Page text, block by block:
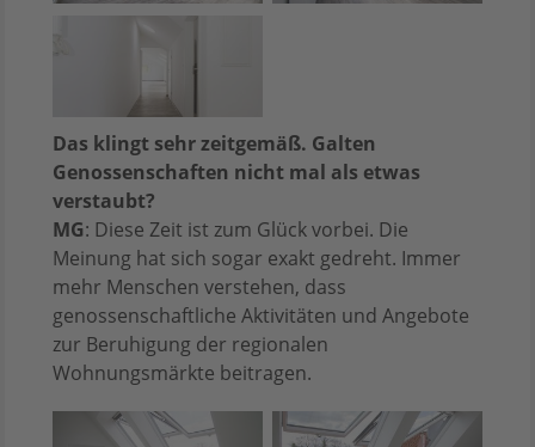
Das klingt sehr zeitgemäß. Galten
Genossenschaften nicht mal als etwas
verstaubt?
MG: Diese Zeit ist zum Glück vorbei. Die
Meinung hat sich sogar exakt gedreht. Immer
mehr Menschen verstehen, dass
genossenschaftliche Aktivitäten und Angebote
zur Beruhigung der regionalen
Wohnungsmärkte beitragen.